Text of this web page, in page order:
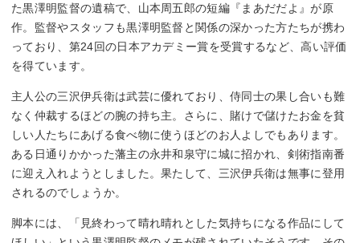
た黒澤明監督の遺稿で、山本周五郎の短編『まあだだよ』が原
作。監督やスタッフも黒澤明監督と関係の深かった方たちが携わ
っており、第24回の日本アカデミー賞を受賞するなど、高い評価
を得ています。
主人公の三沢伊兵衛は武芸に優れており、侍同士の果し合いも難
なく仲裁するほどの腕の持ち主。さらに、賭けで儲けたお金を貧
しい人たちにあげる食べ物に使うほどのお人よしでもあります。
ある日通りかかった藩主の永井和泉守に城に招かれ、剣術指南番
に迎え入れようとしました。果たして、三沢伊兵衛は無事に登用
されるのでしょうか。
脚本には、「見終わって晴れ晴れとした気持ちになる作品にして